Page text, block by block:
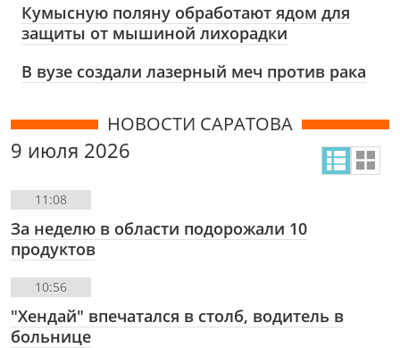
Кумысную поляну обработают ядом для
защиты от мышиной лихорадки
В вузе создали лазерный меч против рака
НОВОСТИ САРАТОВА
9 июля 2026
11:08
За неделю в области подорожали 10
продуктов
10:56
"Хендай" впечатался в столб, водитель в
больнице